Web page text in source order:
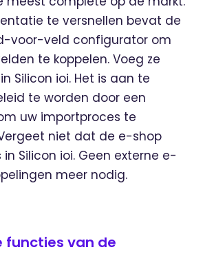
te versnellen bevat de
voor-veld configurator om
te koppelen. Voeg ze
Silicon ioi. Het is aan te
te worden door een
uw importproces te
niet dat de e-shop
Silicon ioi. Geen externe e-
meer nodig.
functies van de